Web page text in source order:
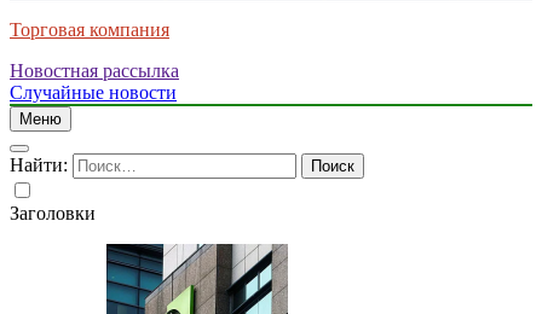
Торговая компания
Новостная рассылка
Случайные новости
Меню
Найти:
Заголовки